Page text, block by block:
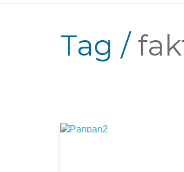
Tag /